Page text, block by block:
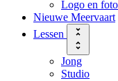
Logo en
Nieuwe Meervaart
Lessen
Jong
Studio